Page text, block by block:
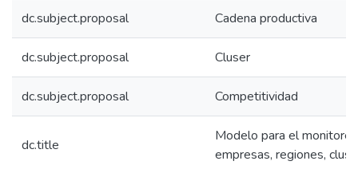
dc.subject.proposal Cadena productiva
dc.subject.proposal Cluser
dc.subject.proposal Competitividad
dc.title
Modelo para el
empresas, regiones,